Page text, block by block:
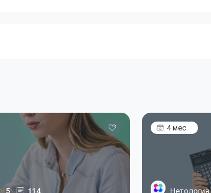
5 114
4 мес
Нетология